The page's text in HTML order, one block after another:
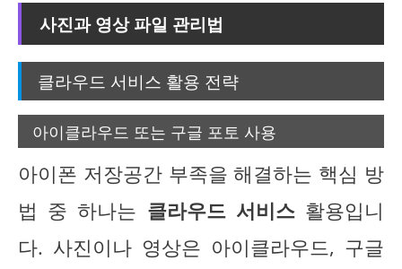
사진과 영상 파일 관리법
클라우드 서비스 활용 전략
아이클라우드 또는 구글 포토 사용
아이폰 저장공간 부족을 해결하는 핵심 방
법 중 하나는 클라우드 서비스활용입니
다. 사진이나 영상은 아이클라우드, 구글